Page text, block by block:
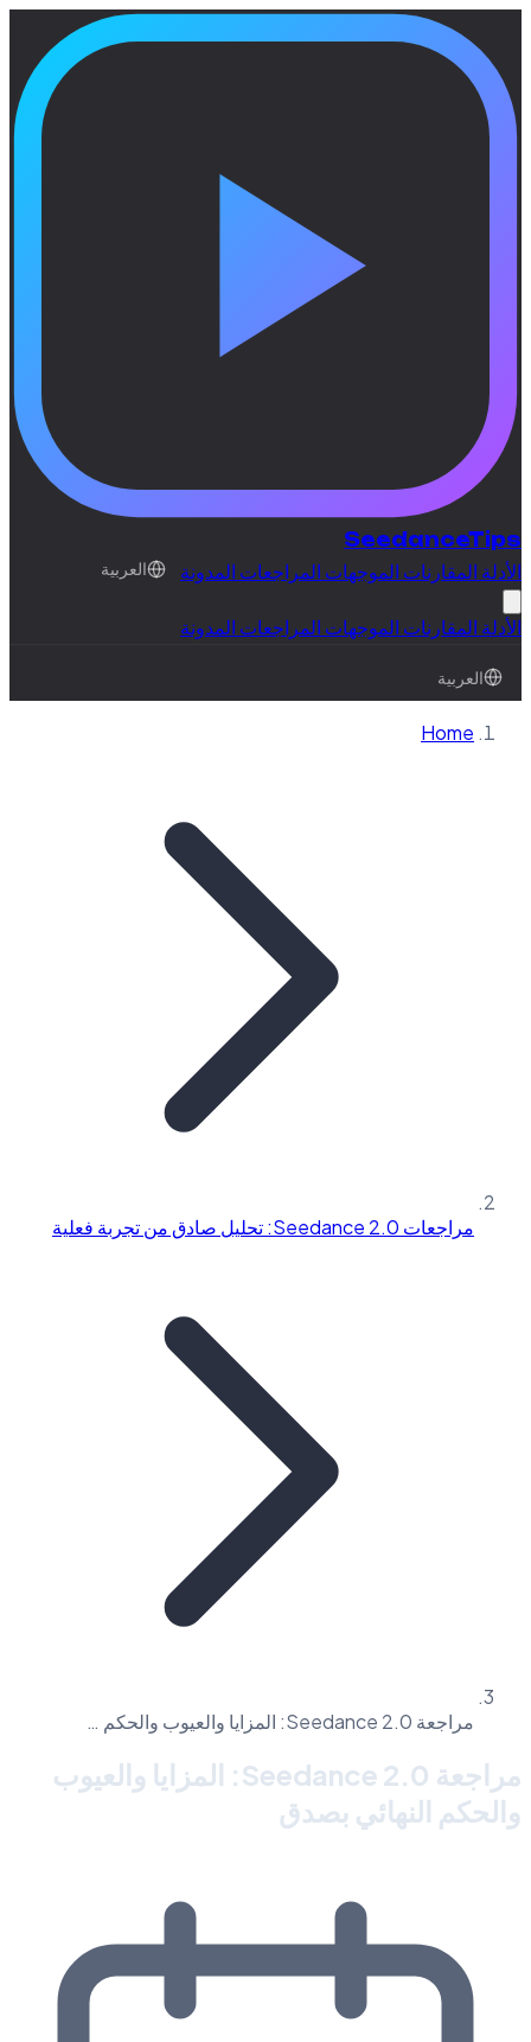
SeedanceTips
الأدلةالمقارناتالموجهاتالمراجعاتالمدونة العربية
الأدلةالمقارناتالموجهاتالمراجعاتالمدونة
العربية
Home
مراجعات Seedance 2.0: تحليل صادق من تجربة فعلية
مراجعة Seedance 2.0: المزايا والعيوب والحكم …
مراجعة Seedance 2.0: المزايا والعيوب
والحكم النهائي بصدق